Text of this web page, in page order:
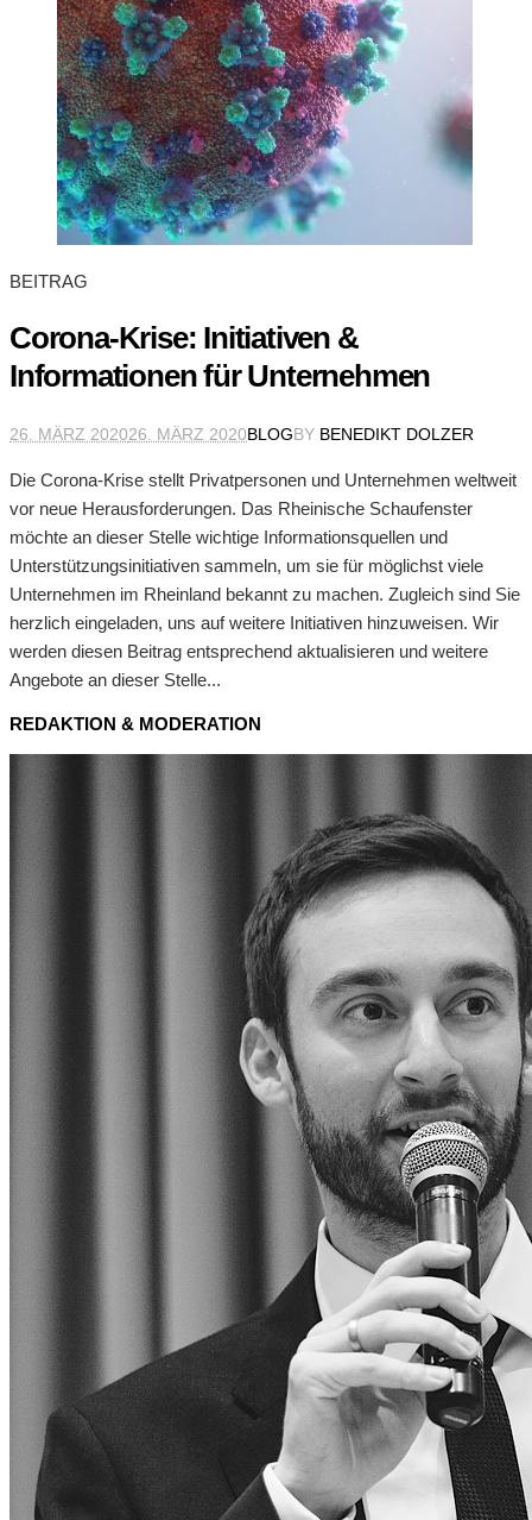
BEITRAG
Corona-Krise: Initiativen &
Informationen für Unternehmen
26. MÄRZ 202026. MÄRZ 2020BLOGBY BENEDIKT DOLZER
Die Corona-Krise stellt Privatpersonen und Unternehmen weltweit
vor neue Herausforderungen. Das Rheinische Schaufenster
möchte an dieser Stelle wichtige Informationsquellen und
Unterstützungsinitiativen sammeln, um sie für möglichst viele
Unternehmen im Rheinland bekannt zu machen. Zugleich sind Sie
herzlich eingeladen, uns auf weitere Initiativen hinzuweisen. Wir
werden diesen Beitrag entsprechend aktualisieren und weitere
Angebote an dieser Stelle...
REDAKTION & MODERATION